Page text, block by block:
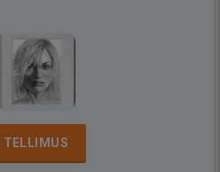
TELLIMUS